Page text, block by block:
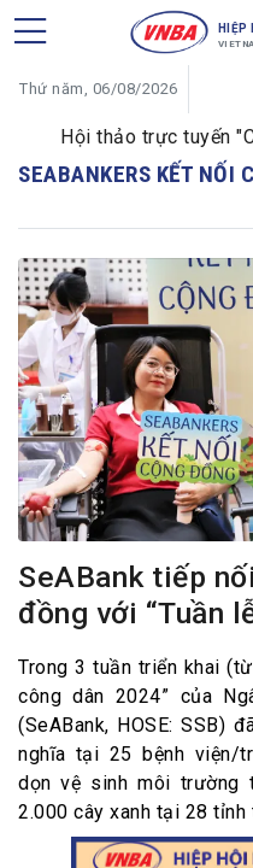
HIỆP
Thứ năm, 06/08/2026
Hội thảo trực tuyến
SEABANKERS KẾT NỐI
SeABank tiếp
đồng với “Tuần
Trong 3 tuần triển khai
công dân 2024” của
(SeABank, HOSE: SSB)
nghĩa tại 25 bệnh viện/
dọn vệ sinh môi trường
2.000 cây xanh tại 28 tỉnh